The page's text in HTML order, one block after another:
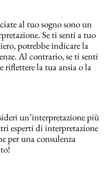
al tuo sogno sono un
Se ti senti a tuo
potrebbe indicare la
Al contrario, se ti senti
riflettere la tua ansia o la
un’interpretazione più
esperti di interpretazione
per una consulenza